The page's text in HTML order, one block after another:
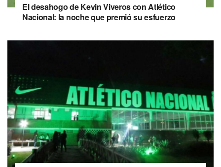
El desahogo de Kevin Viveros con Atlético
Nacional: la noche que premió su esfuerzo